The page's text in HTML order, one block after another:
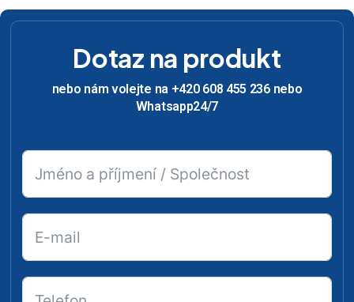
Dotaz na produkt
nebo nám volejte na +420 608 455 236 nebo
Whatsapp24/7